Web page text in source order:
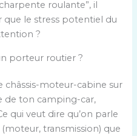
roulante”, il
le stress potentiel du
?
porteur routier ?
châssis-moteur-cabine sur
de ton camping-car,
qui veut dire qu’on parle
transmission) que